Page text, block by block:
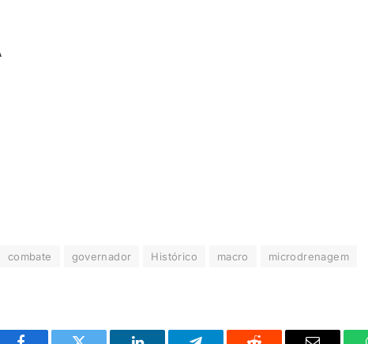
combate governador Histórico macro
microdrenagem